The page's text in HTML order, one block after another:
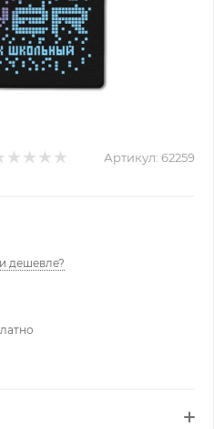
Артикул: 62259
дешевле?